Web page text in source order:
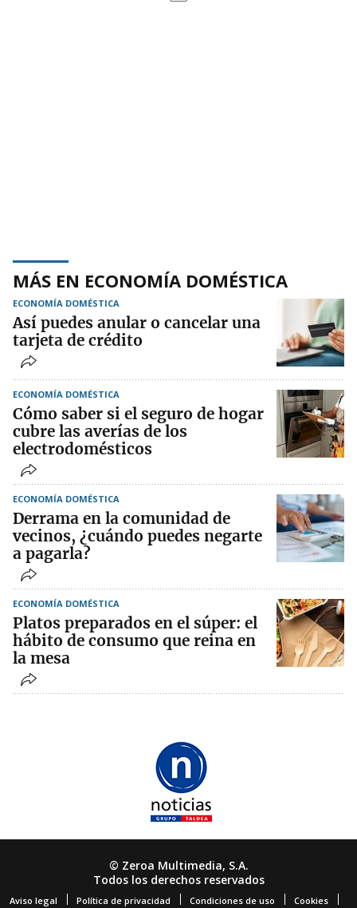
MÁS EN ECONOMÍA DOMÉSTICA
ECONOMÍA DOMÉSTICA
Así puedes anular o cancelar una
tarjeta de crédito
ECONOMÍA DOMÉSTICA
Cómo saber si el seguro de hogar
cubre las averías de los
electrodomésticos
ECONOMÍA DOMÉSTICA
Derrama en la comunidad de
vecinos, ¿cuándo puedes negarte
a pagarla?
ECONOMÍA DOMÉSTICA
Platos preparados en el súper: el
hábito de consumo que reina en
la mesa
© Zeroa Multimedia, S.A.
Todos los derechos reservados
Aviso legal Política de privacidad Condiciones de uso Cookies